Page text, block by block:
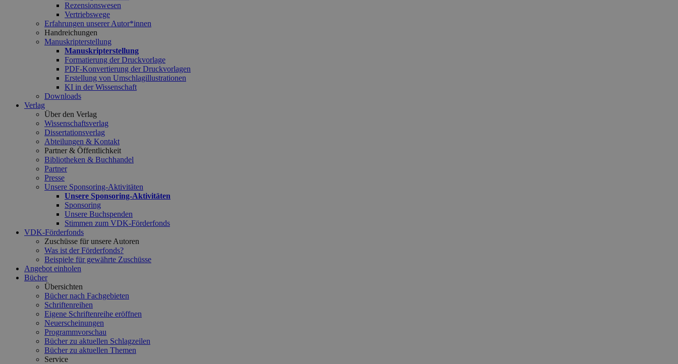
Rezensionswesen
Vertriebswege
Erfahrungen unserer Autor*innen
Handreichungen
Manuskripterstellung
Manuskripterstellung
Formatierung der Druckvorlage
PDF-Konvertierung der Druckvorlagen
Erstellung von Umschlagillustrationen
KI in der Wissenschaft
Downloads
Verlag
Über den Verlag
Wissenschaftsverlag
Dissertationsverlag
Abteilungen & Kontakt
Partner & Öffentlichkeit
Bibliotheken & Buchhandel
Partner
Presse
Unsere Sponsoring-Aktivitäten
Unsere Sponsoring-Aktivitäten
Sponsoring
Unsere Buchspenden
Stimmen zum VDK-Förderfonds
VDK-Förderfonds
Zuschüsse für unsere Autoren
Was ist der Förderfonds?
Beispiele für gewährte Zuschüsse
Angebot einholen
Bücher
Übersichten
Bücher nach Fachgebieten
Schriftenreihen
Eigene Schriftenreihe eröffnen
Neuerscheinungen
Programmvorschau
Bücher zu aktuellen Schlagzeilen
Bücher zu aktuellen Themen
Service